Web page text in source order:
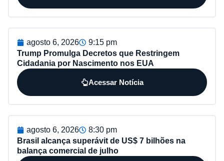
agosto 6, 2026
9:15 pm
Trump Promulga Decretos que Restringem
Cidadania por Nascimento nos EUA
Acessar Notícia
agosto 6, 2026
8:30 pm
Brasil alcança superávit de US$ 7 bilhões na
balança comercial de julho